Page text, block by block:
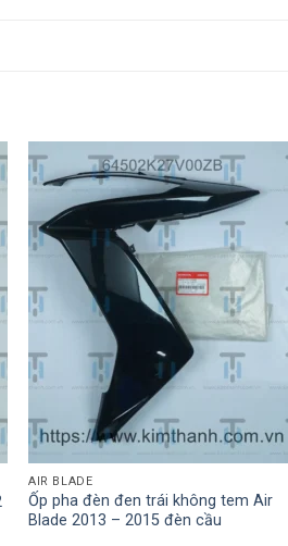
AIR BLADE
Ốp pha đèn đen trái không tem Air
Blade 2013 – 2015 đèn cầu